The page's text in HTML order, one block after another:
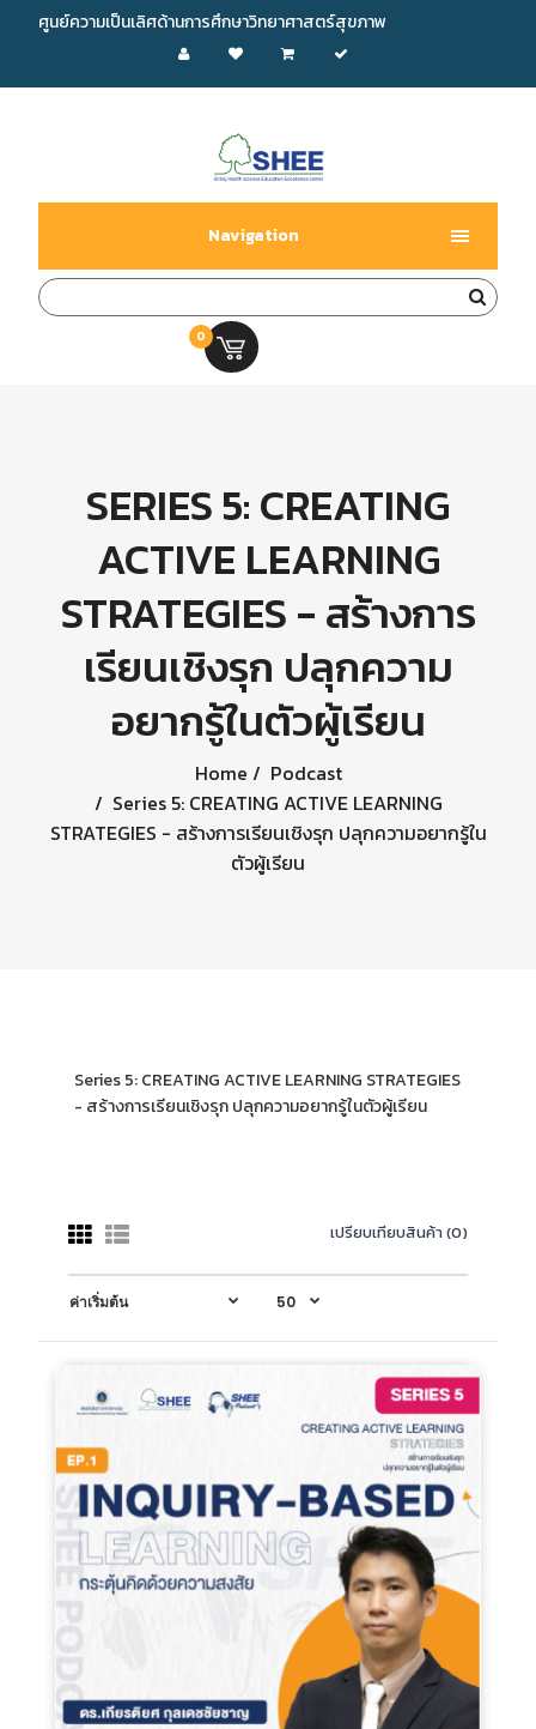
ศูนย์ความเป็นเลิศด้านการศึกษาวิทยาศาสตร์สุขภาพ
Navigation
0
SERIES 5: CREATING
ACTIVE LEARNING
STRATEGIES - สร้างการ
เรียนเชิงรุก ปลุกความ
อยากรู้ในตัวผู้เรียน
Home
Podcast
Series 5: CREATING ACTIVE LEARNING
STRATEGIES - สร้างการเรียนเชิงรุก ปลุกความอยากรู้ใน
ตัวผู้เรียน
Series 5: CREATING ACTIVE LEARNING STRATEGIES
- สร้างการเรียนเชิงรุก ปลุกความอยากรู้ในตัวผู้เรียน
เปรียบเทียบสินค้า (0)